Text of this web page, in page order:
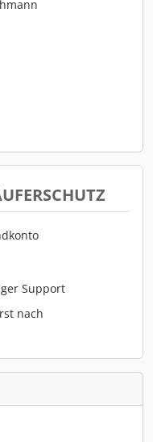
Support
nach